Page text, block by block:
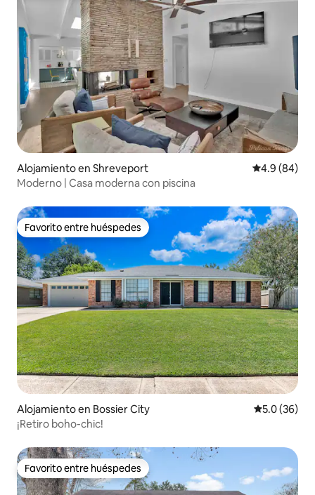
Alojamiento en Shreveport Calificación
4.9 (84)
Moderno | Casa moderna con piscina
Favorito entre huéspedes
Favorito entre huéspedes
Alojamiento en Bossier City Calificación
5.0 (36)
¡Retiro boho-chic!
Favorito entre huéspedes
Favorito entre huéspedes